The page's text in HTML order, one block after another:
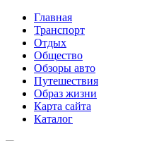
Главная
Транспорт
Отдых
Общество
Обзоры авто
Путешествия
Образ жизни
Карта сайта
Каталог